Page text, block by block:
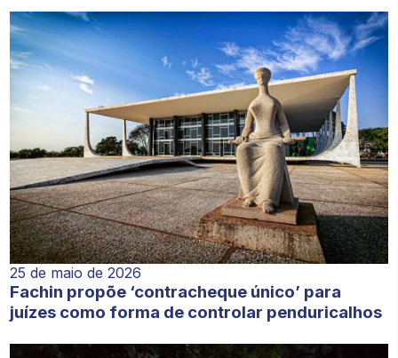
25 de maio de 2026
Fachin propõe ‘contracheque único’ para
juízes como forma de controlar penduricalhos